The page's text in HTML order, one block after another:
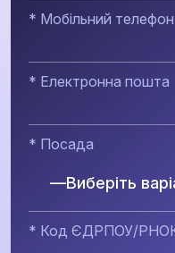
* Мобільний телефон
* Електронна пошта
* Посада
—Виберіть
* Код ЄДРПОУ/